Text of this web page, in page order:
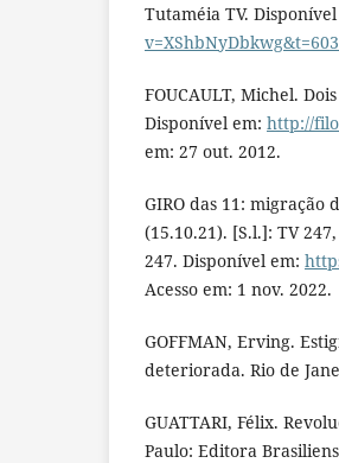
Tutaméia TV.
FOUCAULT, Michel.
Disponível em: http://
em: 27 out. 2012.
GIRO das 11: migração
(15.10.21). [S.l.]: TV
247. Disponível em:
Acesso em: 1 nov. 2022.
GOFFMAN, Erving.
deteriorada. Rio de
GUATTARI, Félix.
Paulo: Editora